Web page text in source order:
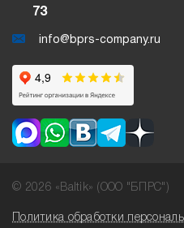
73
info@bprs-company.ru
© 2026 «Baltik» (ООО "БПРС")
Политика обработки